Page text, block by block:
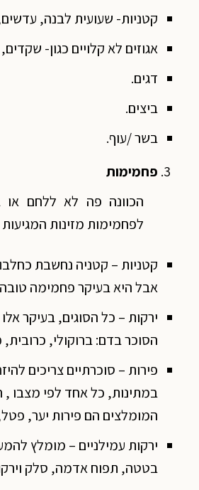
קטניות- שעועית לבנה,
אגוזים לא קלויים כגון-
דגים.
ביצים.
בשר /עוף.
פחמימות
הכוונה פה לא ללחם או
לפחמימות מזינות
קטניות – קטניה נחשבת
אבל היא בעיקר פחמימה
ירקות – כל הסוגים, בעיקר
הסוכר בדם: ברוקולי,
פירות – סוכרתיים צריכים
במתינות, כל אחד לפי מצבו ,
המומלצים הם פירות יער,
ירקות עמילניים – מומלץ
בטטה, תפוח אדמה, סלק